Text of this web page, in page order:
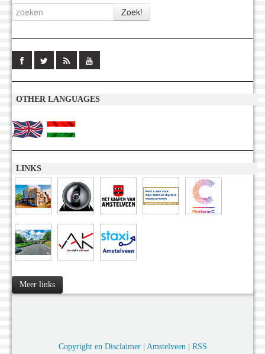
OTHER LANGUAGES
LINKS
Meer links
Copyright en Disclaimer| Amstelveen| RSS